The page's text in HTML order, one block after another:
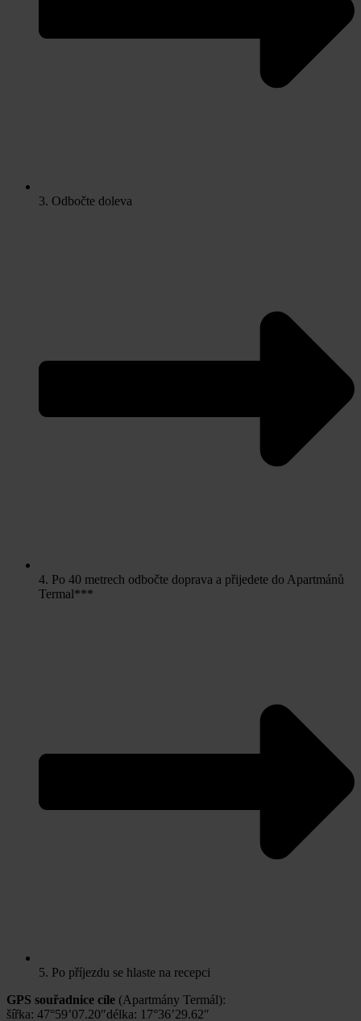
3. Odbočte doleva
4. Po 40 metrech odbočte doprava a přijedete do Apartmánů
Termal***
5. Po příjezdu se hlaste na recepci
GPS souřadnice cíle (Apartmány Termál):
šířka: 47°59’07.20″délka: 17°36’29.62″